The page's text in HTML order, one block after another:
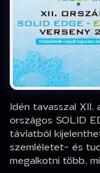
Idén tavasszal XII.
országos SOLID
távlatból
szemléletet- és
megalkotni több,